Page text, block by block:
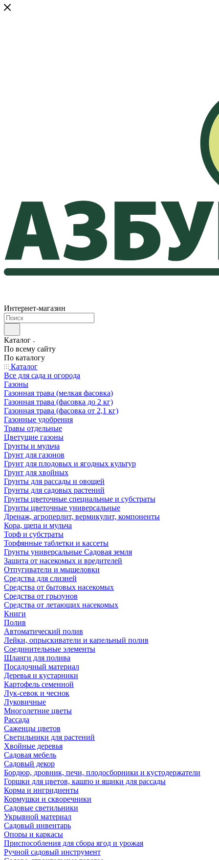
Интернет-магазин
Каталог
По всему сайту
По каталогу
Каталог
Все для сада и огорода
Газоны
Газонная трава (мелкая фасовка)
Газонная трава (фасовка до 2 кг)
Газонная трава (фасовка от 2,1 кг)
Газонные удобрения
Травы отдельные
Цветущие газоны
Грунты и мульча
Грунт для газонов
Грунт для плодовых и ягодных культур
Грунт для хвойных
Грунты для рассады и овощей
Грунты для садовых растений
Грунты цветочные специальные и субстраты
Грунты цветочные универсальные
Дренаж, агроперлит, вермикулит, компоненты
Кора, щепа и мульча
Торф и субстраты
Торфянные таблетки и кассеты
Грунты универсальные Садовая земля
Защита от насекомых и вредителей
Отпугиватели и мышеловки
Средства для слизней
Средства от бытовых насекомых
Средства от грызунов
Средства от летающих насекомых
Книги
Полив
Автоматический полив
Лейки, опрыскиватели и капельный полив
Соединительные элементы
Шланги для полива
Посадочный материал
Деревья и кустарники
Картофель семенной
Лук-севок и чеснок
Луковичные
Многолетние цветы
Рассада
Саженцы цветов
Светильники для растений
Хвойные деревья
Садовая мебель
Садовый декор
Бордюр, дровник, печи, плодосборники и кустодержатели
Горшки для цветов, кашпо и ящики для рассады
Корма и ингридиенты
Кормушки и скворечники
Садовые светильники
Укрывной материал
Садовый инвентарь
Опоры и каркасы
Приспособления для сбора ягод и урожая
Ручной садовый инструмент